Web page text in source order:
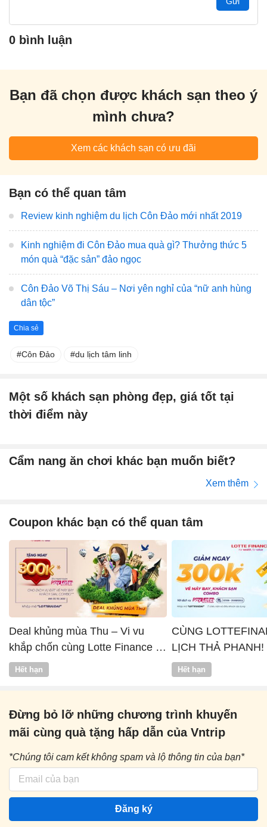
0 bình luận
Bạn đã chọn được khách sạn theo ý
mình chưa?
Xem các khách sạn có ưu đãi
Bạn có thể quan tâm
Review kinh nghiệm du lịch Côn Đảo mới nhất 2019
Kinh nghiệm đi Côn Đảo mua quà gì? Thưởng thức 5
món quà “đặc sản” đảo ngọc
Côn Đảo Võ Thị Sáu – Nơi yên nghỉ của “nữ anh hùng
dân tộc”
Chia sẻ
Côn Đảo du lịch tâm linh
Một số khách sạn phòng đẹp, giá tốt tại
thời điểm này
Cẩm nang ăn chơi khác bạn muốn biết?
Xem thêm
Coupon khác bạn có thể quan tâm
Deal khủng mùa Thu – Vi vu
khắp chốn cùng Lotte Finance x
Vntrip
Hết hạn
CÙNG
LỊCH THẢ PHANH!
Hết hạn
Đừng bỏ lỡ những chương trình khuyến
mãi cùng quà tặng hấp dẫn của Vntrip
*Chúng tôi cam kết không spam và lộ thông tin của bạn*
Đăng ký